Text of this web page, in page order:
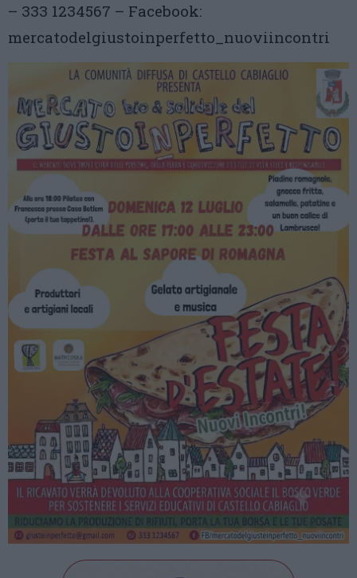
– 333 1234567 – Facebook:
mercatodelgiustoinperfetto_nuoviincontri